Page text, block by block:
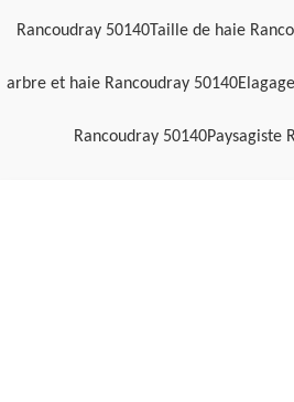
Rancoudray 50140Taille de haie
arbre et haie Rancoudray 50140
Rancoudray 50140Paysagiste